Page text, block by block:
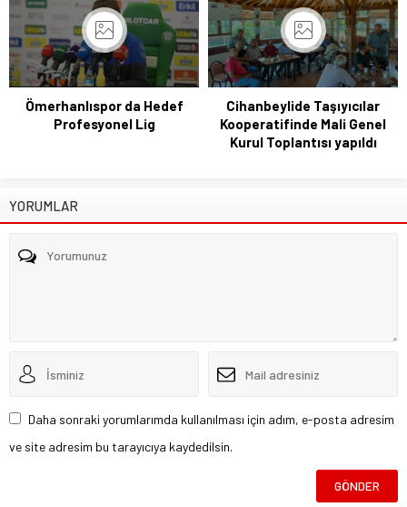
Ömerhanlıspor da Hedef
Profesyonel Lig
Cihanbeylide Taşıyıcılar
Kooperatifinde Mali Genel
Kurul Toplantısı yapıldı
YORUMLAR
Daha sonraki yorumlarımda kullanılması için adım, e-posta adresim
ve site adresim bu tarayıcıya kaydedilsin.